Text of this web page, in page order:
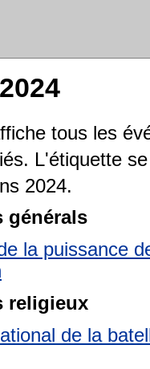
tous les
L'étiquette
2024.
générals
la puissance
religieux
de la